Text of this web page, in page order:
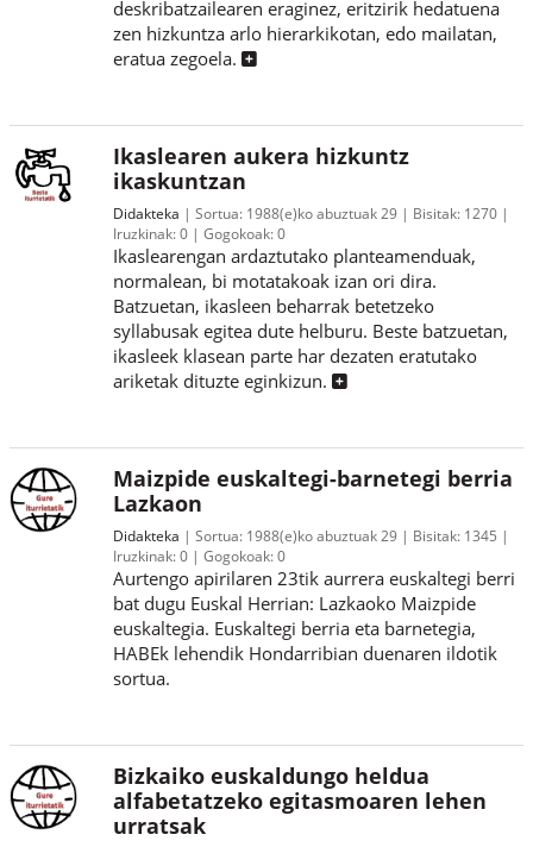
deskribatzailearen eraginez, eritzirik hedatuena
zen hizkuntza arlo hierarkikotan, edo mailatan,
eratua zegoela.
Ikaslearen aukera hizkuntz
ikaskuntzan
Didakteka Sortua: 1988(e)ko abuztuak 29 Bisitak: 1270
Iruzkinak:0 Gogokoak:0
Ikaslearengan ardaztutako planteamenduak,
normalean, bi motatakoak izan ori dira.
Batzuetan, ikasleen beharrak betetzeko
syllabusak egitea dute helburu. Beste batzuetan,
ikasleek klasean parte har dezaten eratutako
ariketak dituzte eginkizun.
Maizpide euskaltegi-barnetegi berria
Lazkaon
Didakteka Sortua: 1988(e)ko abuztuak 29 Bisitak: 1345
Iruzkinak:0 Gogokoak:0
Aurtengo apirilaren 23tik aurrera euskaltegi berri
bat dugu Euskal Herrian: Lazkaoko Maizpide
euskaltegia. Euskaltegi berria eta barnetegia,
HABEk lehendik Hondarribian duenaren ildotik
sortua.
Bizkaiko euskaldungo heldua
alfabetatzeko egitasmoaren lehen
urratsak